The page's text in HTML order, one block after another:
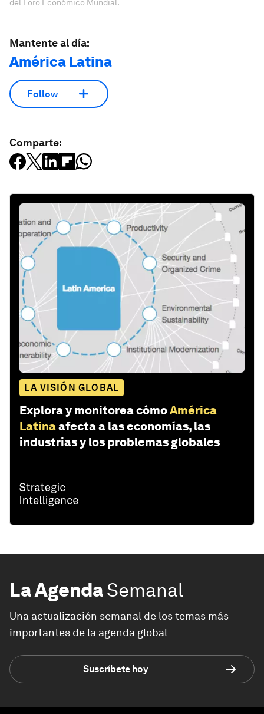
del Foro Económico Mundial.
Mantente al día:
América Latina
Follow
Comparte:
LA VISIÓN GLOBAL
Explora y monitorea cómoAmérica
Latinaafecta a las economías, las
industrias y los problemas globales
La AgendaSemanal
Una actualización semanal de los temas más
importantes de la agenda global
Suscríbete hoy